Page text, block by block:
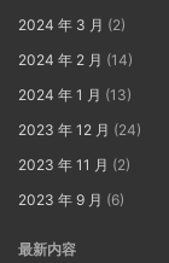
2024 年 3 月 (2)
2024 年 2 月 (14)
2024 年 1 月 (13)
2023 年 12 月 (24)
2023 年 11 月 (2)
2023 年 9 月 (6)
最新内容